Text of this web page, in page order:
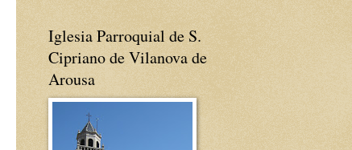
Iglesia Parroquial de S.
Cipriano de Vilanova de
Arousa